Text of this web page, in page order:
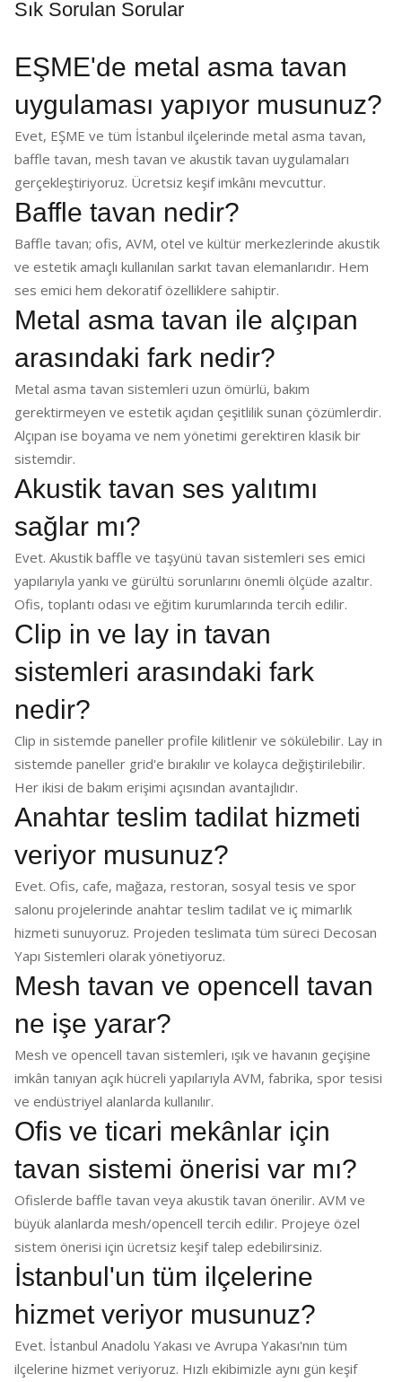
Sık Sorulan Sorular
EŞME'de metal asma tavan
uygulaması yapıyor musunuz?
Evet, EŞME ve tüm İstanbul ilçelerinde metal asma tavan,
baffle tavan, mesh tavan ve akustik tavan uygulamaları
gerçekleştiriyoruz. Ücretsiz keşif imkânı mevcuttur.
Baffle tavan nedir?
Baffle tavan; ofis, AVM, otel ve kültür merkezlerinde akustik
ve estetik amaçlı kullanılan sarkıt tavan elemanlarıdır. Hem
ses emici hem dekoratif özelliklere sahiptir.
Metal asma tavan ile alçıpan
arasındaki fark nedir?
Metal asma tavan sistemleri uzun ömürlü, bakım
gerektirmeyen ve estetik açıdan çeşitlilik sunan çözümlerdir.
Alçıpan ise boyama ve nem yönetimi gerektiren klasik bir
sistemdir.
Akustik tavan ses yalıtımı
sağlar mı?
Evet. Akustik baffle ve taşyünü tavan sistemleri ses emici
yapılarıyla yankı ve gürültü sorunlarını önemli ölçüde azaltır.
Ofis, toplantı odası ve eğitim kurumlarında tercih edilir.
Clip in ve lay in tavan
sistemleri arasındaki fark
nedir?
Clip in sistemde paneller profile kilitlenir ve sökülebilir. Lay in
sistemde paneller grid'e bırakılır ve kolayca değiştirilebilir.
Her ikisi de bakım erişimi açısından avantajlıdır.
Anahtar teslim tadilat hizmeti
veriyor musunuz?
Evet. Ofis, cafe, mağaza, restoran, sosyal tesis ve spor
salonu projelerinde anahtar teslim tadilat ve iç mimarlık
hizmeti sunuyoruz. Projeden teslimata tüm süreci Decosan
Yapı Sistemleri olarak yönetiyoruz.
Mesh tavan ve opencell tavan
ne işe yarar?
Mesh ve opencell tavan sistemleri, ışık ve havanın geçişine
imkân tanıyan açık hücreli yapılarıyla AVM, fabrika, spor tesisi
ve endüstriyel alanlarda kullanılır.
Ofis ve ticari mekânlar için
tavan sistemi önerisi var mı?
Ofislerde baffle tavan veya akustik tavan önerilir. AVM ve
büyük alanlarda mesh/opencell tercih edilir. Projeye özel
sistem önerisi için ücretsiz keşif talep edebilirsiniz.
İstanbul'un tüm ilçelerine
hizmet veriyor musunuz?
Evet. İstanbul Anadolu Yakası ve Avrupa Yakası'nın tüm
ilçelerine hizmet veriyoruz. Hızlı ekibimizle aynı gün keşif